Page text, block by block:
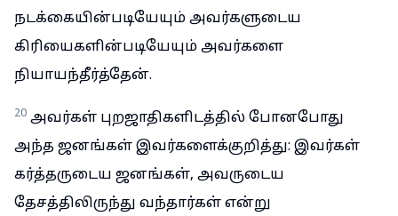
நடக்கையின்படியேயும் அவர்களுடைய
கிரியைகளின்படியேயும் அவர்களை
நியாயந்தீர்த்தேன்.
20 அவர்கள் புறஜாதிகளிடத்தில் போனபோது
அந்த ஜனங்கள் இவர்களைக்குறித்து: இவர்கள்
கர்த்தருடைய ஜனங்கள், அவருடைய
தேசத்திலிருந்து வந்தார்கள் என்று